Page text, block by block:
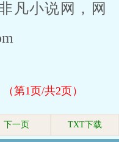
凡小说网，网
第1页/共2页）
下一页 TXT下载